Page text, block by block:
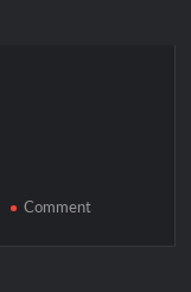
Commenton